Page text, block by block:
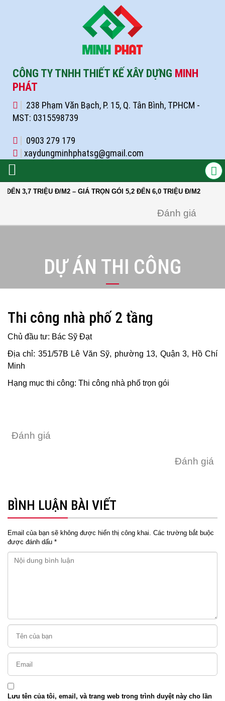
CÔNG TY TNHH THIẾT KẾ XÂY DỰNG MINH
PHÁT
238 Phạm Văn Bạch, P. 15, Q. Tân Bình, TPHCM -
MST: 0315598739
0903 279 179
xaydungminhphatsg@gmail.com
TRIỆU Đ/M2 – GIÁ TRỌN GÓI 5,2 ĐẾN 6,0 TRIỆU Đ/M2
Đánh giá
DỰ ÁN THI CÔNG
Thi công nhà phố 2 tầng
Chủ đầu tư: Bác Sỹ Đạt
Địa chỉ: 351/57B Lê Văn Sỹ, phường 13, Quận 3, Hồ Chí
Minh
Hạng mục thi công: Thi công nhà phố trọn gói
Đánh giá
Đánh giá
BÌNH LUẬN BÀI VIẾT
Email của bạn sẽ không được hiển thị công khai. Các trường bắt buộc
được đánh dấu *
Lưu tên của tôi, email, và trang web trong trình duyệt này cho lần